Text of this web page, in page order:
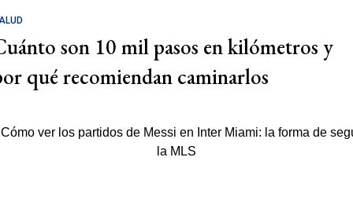
son 10 mil pasos en kilómetros y
qué recomiendan caminarlos